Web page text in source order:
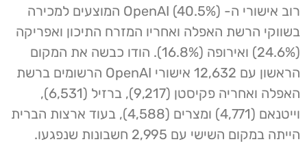
רוב אישורי ה- OpenAI (40.5%) המוצעים למכירה
בשווקי הרשת האפלה ואחריו המזרח התיכון ואפריקה
(24.6%) ואירופה (16.8%). הודו כבשה את המקום
הראשון עם 12,632 אישורי OpenAI הרשומים ברשת
האפלה ואחריה פקיסטן (9,217), ברזיל (6,531),
וייטנאם (4,771) ומצרים (4,588), בעוד ארצות הברית
הייתה במקום השישי עם 2,995 חשבונות שנפגעו.